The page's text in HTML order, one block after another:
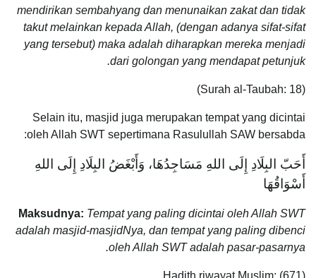
mendirikan sembahyang dan menunaikan zakat dan tidak
takut melainkan kepada Allah, (dengan adanya sifat-sifat
yang tersebut) maka adalah diharapkan mereka menjadi
dari golongan yang mendapat petunjuk.
(Surah al-Taubah: 18)
Selain itu, masjid juga merupakan tempat yang dicintai
oleh Allah SWT sepertimana Rasulullah SAW bersabda:
أَحَبّ البِلَادِ إِلَى اللهِ مَسَاجِدُهَا، وَأَبْغَضُ البِلَادِ إِلَى اللهِ
أَسْوَاقُهَا
Maksudnya: Tempat yang paling dicintai oleh Allah SWT
adalah masjid-masjidNya, dan tempat yang paling dibenci
oleh Allah SWT adalah pasar-pasarnya.